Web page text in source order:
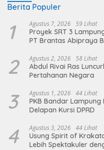
Berita Populer
1 Agustus 7, 2026 59 Lihat
Proyek SRT 3
PT Brantas Abipraya
2 Agustus 2, 2026 58 Lihat
Abdul Rivai Ras
Pertahanan Negara
3 Agustus 1, 2026 44 Lihat
PKB Bandar
Delapan Kursi DPRD
4 Agustus 3, 2026 44 Lihat
Usung Spirit of
Lebih Spektakuler